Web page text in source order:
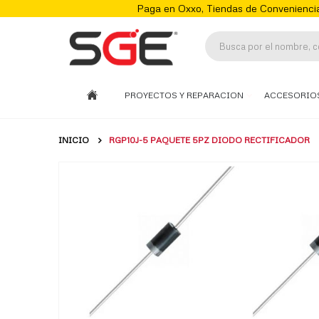
Paga en Oxxo, Tiendas de
PROYECTOS Y REPARACION
INICIO RGP10J-5 PAQUETE 5PZ DIODO RECTIFICADOR